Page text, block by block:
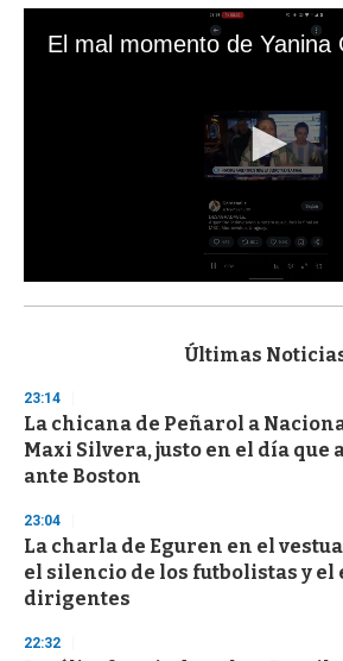
s
d
s
o
f
3
s
e
c
o
n
Últimas
23:14
La chicana de Peñarol a
Maxi Silvera, justo en el día que
ante Boston
23:04
La charla de Eguren en el
el silencio de los futbolistas y el
dirigentes
22:32